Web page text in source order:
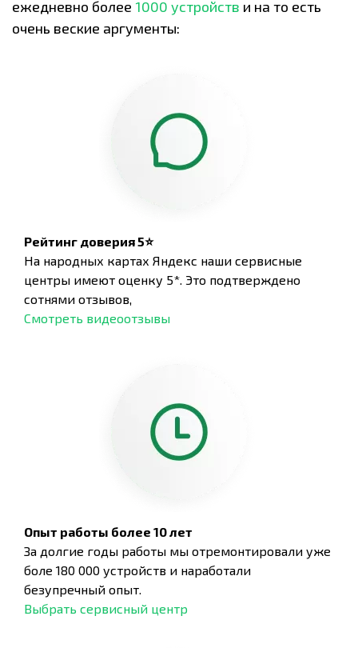
ежедневно более 1000 устройств и на то есть
очень веские аргументы:
Рейтинг доверия 5⭐
На народных картах Яндекс наши сервисные
центры имеют оценку 5*. Это подтверждено
сотнями отзывов,
Смотреть видеоотзывы
Опыт работы более 10 лет
За долгие годы работы мы отремонтировали уже
боле 180 000 устройств и наработали
безупречный опыт.
Выбрать сервисный центр